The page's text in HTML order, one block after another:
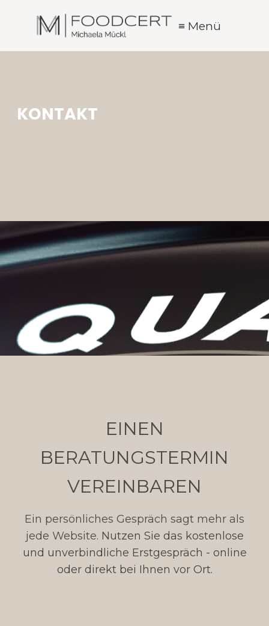
≡ Menü
KONTAKT
EINEN
BERATUNGSTERMIN
VEREINBAREN
Ein persönliches Gespräch sagt mehr als
jede Website. Nutzen Sie das kostenlose
und unverbindliche Erstgespräch - online
oder direkt bei Ihnen vor Ort.